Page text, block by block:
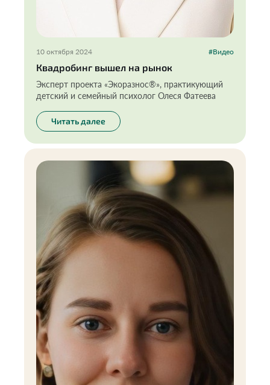
10 октября 2024 #Видео
Квадробинг вышел на рынок
Эксперт проекта «Экоразнос®️», практикующий
детский и семейный психолог Олеся Фатеева
Читать далее